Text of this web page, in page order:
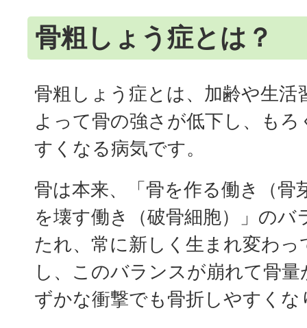
骨粗しょう症とは？
骨粗しょう症とは、加齢や生活
よって骨の強さが低下し、も
すくなる病気です。
骨は本来、「骨を作る働き（骨
を壊す働き（破骨細胞）」のバ
たれ、常に新しく生まれ変わ
し、このバランスが崩れて骨
ずかな衝撃でも骨折しやすくな